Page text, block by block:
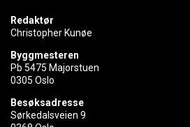
Redaktør
Christopher Kunøe
Byggmesteren
Pb 5475 Majorstuen
0305 Oslo
Besøksadresse
Sørkedalsveien 9